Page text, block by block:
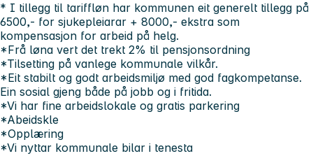
* I tillegg til tariffløn har kommunen eit generelt tillegg på
6500,- for sjukepleiarar + 8000,- ekstra som
kompensasjon for arbeid på helg.
*Frå løna vert det trekt 2% til pensjonsordning
*Tilsetting på vanlege kommunale vilkår.
*Eit stabilt og godt arbeidsmiljø med god fagkompetanse.
Ein sosial gjeng både på jobb og i fritida.
*Vi har fine arbeidslokale og gratis parkering
*Abeidskle
*Opplæring
*Vi nyttar kommunale bilar i tenesta